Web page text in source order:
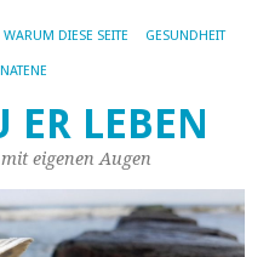
WARUM DIESE SEITE GESUNDHEIT
ER LEBEN
eigenen Augen